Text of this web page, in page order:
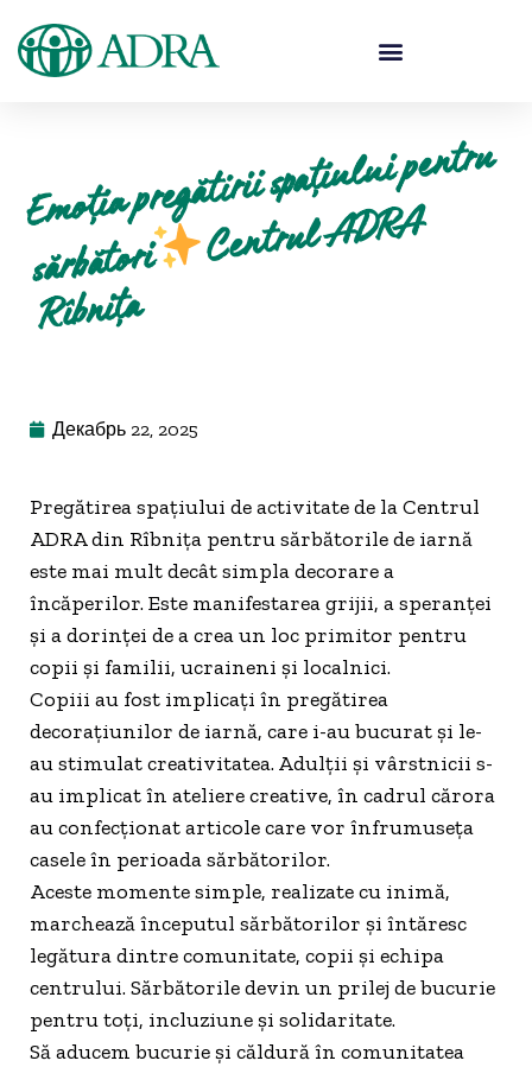
E
moția pregătirii spați
ul
ui pentru
sărbători Centrul
A
DR
A
Rîbnița
Декабрь 22, 2025
Pregătirea spațiului de activitate de la Centrul
ADRA din Rîbnița pentru sărbătorile de iarnă
este mai mult decât simpla decorare a
încăperilor. Este manifestarea grijii, a speranței
și a dorinței de a crea un loc primitor pentru
copii și familii, ucraineni și localnici.
Copiii au fost implicați în pregătirea
decorațiunilor de iarnă, care i-au bucurat și le-
au stimulat creativitatea. Adulții și vârstnicii s-
au implicat în ateliere creative, în cadrul cărora
au confecționat articole care vor înfrumuseța
casele în perioada sărbătorilor.
Aceste momente simple, realizate cu inimă,
marchează începutul sărbătorilor și întăresc
legătura dintre comunitate, copii și echipa
centrului. Sărbătorile devin un prilej de bucurie
pentru toți, incluziune și solidaritate.
Să aducem bucurie și căldură în comunitatea